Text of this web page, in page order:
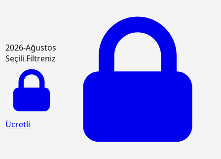
2026-Ağustos
Seçili Filtreniz
Ücretli